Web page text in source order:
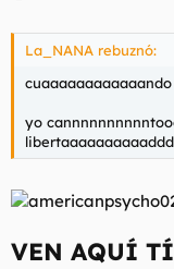
La_NANA rebuznó:
cuaaaaaaaaaaaando
yo
VEN AQUÍ